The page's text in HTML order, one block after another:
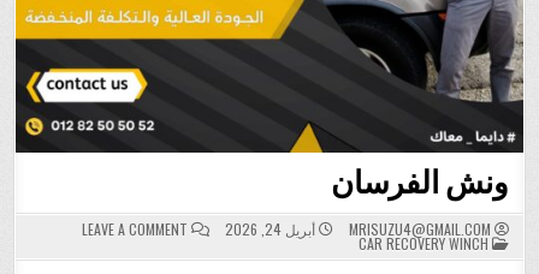
ونش الفرسان
MRISUZU4@GMAIL.COM أبريل 24, 2026 LEAVE A COMMENT
ON
ونش
الفرسان
POSTED
IN
CAR RECOVERY WINCH